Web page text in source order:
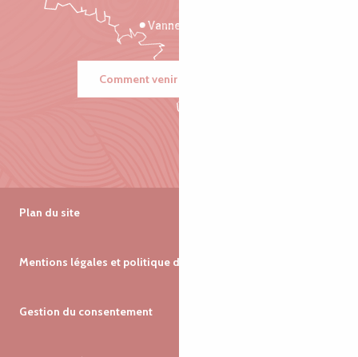
Vannes
Comment venir ?
Plan du site
Mentions légales et politique de confidentialité
Gestion du consentement